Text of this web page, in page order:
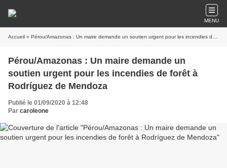
MENU
Accueil » Pérou/Amazonas : Un maire demande un soutien urgent pour les incendies de forêt à Rodríguez de Mendoza
Pérou/Amazonas : Un maire demande un
soutien urgent pour les incendies de forêt à
Rodríguez de Mendoza
Publié le 01/09/2020 à 12:48
Par caroleone